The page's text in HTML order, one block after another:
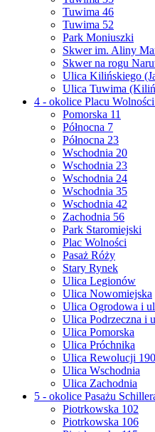
Tuwima 46
Tuwima 52
Park Moniuszki
Skwer im. Aliny
Skwer na rogu
Ulica Kilińskiego
Ulica Tuwima
4 - okolice Placu
Pomorska 11
Północna 7
Północna 23
Wschodnia 20
Wschodnia 23
Wschodnia 24
Wschodnia 35
Wschodnia 42
Zachodnia 56
Park Staromiejski
Plac Wolności
Pasaż Róży
Stary Rynek
Ulica Legionów
Ulica Nowomiejska
Ulica Ogrodowa i
Ulica Podrzeczna i
Ulica Pomorska
Ulica Próchnika
Ulica Rewolucji
Ulica Wschodnia
Ulica Zachodnia
5 - okolice Pasażu
Piotrkowska 102
Piotrkowska 106